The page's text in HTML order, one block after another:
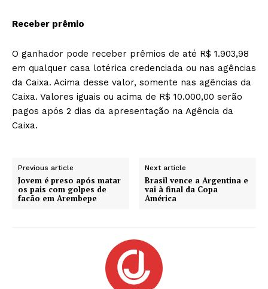
Receber prêmio
O ganhador pode receber prêmios de até R$ 1.903,98
em qualquer casa lotérica credenciada ou nas agências
da Caixa. Acima desse valor, somente nas agências da
Caixa. Valores iguais ou acima de R$ 10.000,00 serão
pagos após 2 dias da apresentação na Agência da
Caixa.
Previous article
Jovem é preso após matar
os pais com golpes de
facão em Arembepe
Next article
Brasil vence a Argentina e
vai à final da Copa
América